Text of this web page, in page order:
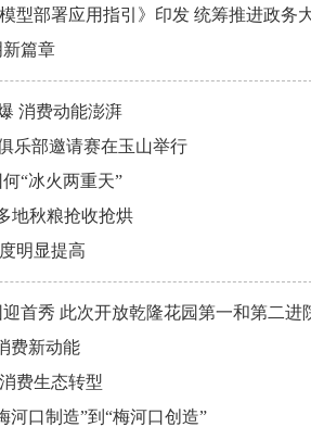
型部署应用指引》印发 统筹推进政务
篇章
消费动能澎湃
乐部邀请赛在玉山举行
“冰火两重天”
地秋粮抢收抢烘
明显提高
首秀 此次开放乾隆花园第一和第二进
费新动能
费生态转型
河口制造”到“梅河口创造”